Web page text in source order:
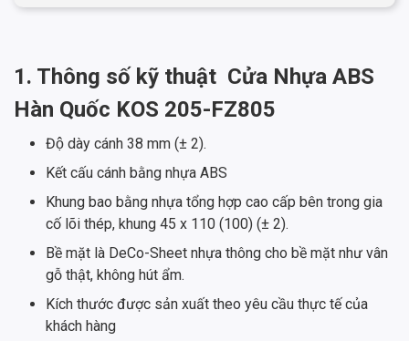
1. Thông số kỹ thuật Cửa Nhựa ABS
Hàn Quốc KOS 205-FZ805
Độ dày cánh 38 mm (± 2).
Kết cấu cánh bằng nhựa ABS
Khung bao bằng nhựa tổng hợp cao cấp bên trong gia
cố lõi thép, khung 45 x 110 (100) (± 2).
Bề mặt là DeCo-Sheet nhựa thông cho bề mặt như vân
gỗ thật, không hút ẩm.
Kích thước được sản xuất theo yêu cầu thực tế của
khách hàng